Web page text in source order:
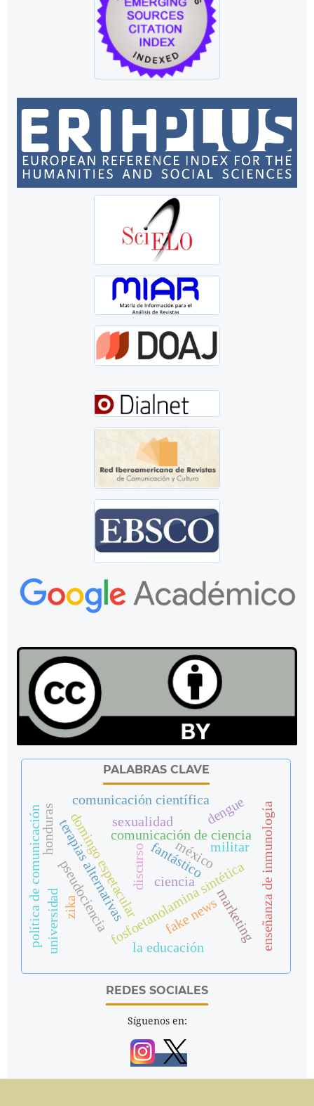
PALABRAS CLAVE
discurso ciencia
comunicación de ciencia
fosfoetanolamina sintética
fantástico
domingo espetacular
terapias alternativas marketing
la educación
pseudociencia
sexualidad enseñanza de inmunología
honduras
comunicación científica
política de comunicaciónuniversidad fake news
zika
méxicomilitar
dengue
REDES SOCIALES
Síguenos en: